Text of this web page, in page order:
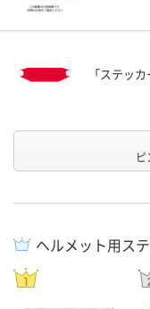
「ステッ
ヘルメット用ス